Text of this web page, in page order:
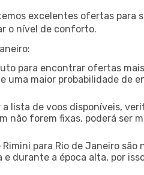
excelentes ofertas para
o nível de conforto.
para encontrar ofertas
uma maior probabilidade de
lista de voos disponíveis,
não forem fixas, poderá ser
Rimini para Rio de Janeiro
durante a época alta, por